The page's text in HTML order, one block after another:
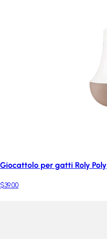
Giocattolo per gatti Roly Poly
$39.00